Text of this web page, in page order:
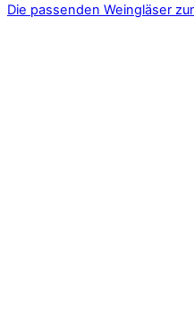
Die passenden Weingläser